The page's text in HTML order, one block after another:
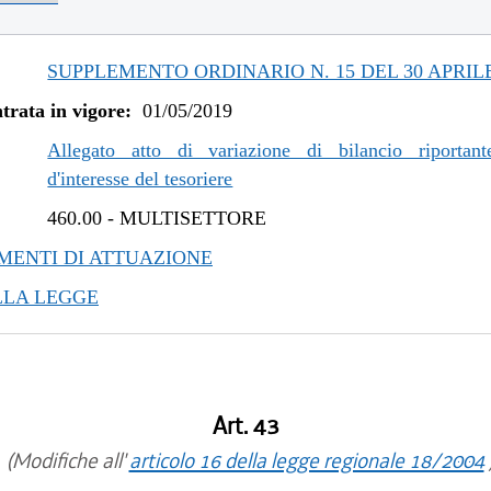
al 25/02/2021
al 01/07/2020
al 06/11/2019
al 10/07/2019
SUPPLEMENTO ORDINARIO N. 15 DEL 30
in vigore: 01/05/2019
Allegato atto di variazione di bilancio
d'interesse del tesoriere
460.00 -MULTISETTORE
DI ATTUAZIONE
LEGGE
Art. 43
(Modifiche all'articolo 16 della legge regionale 18/2004